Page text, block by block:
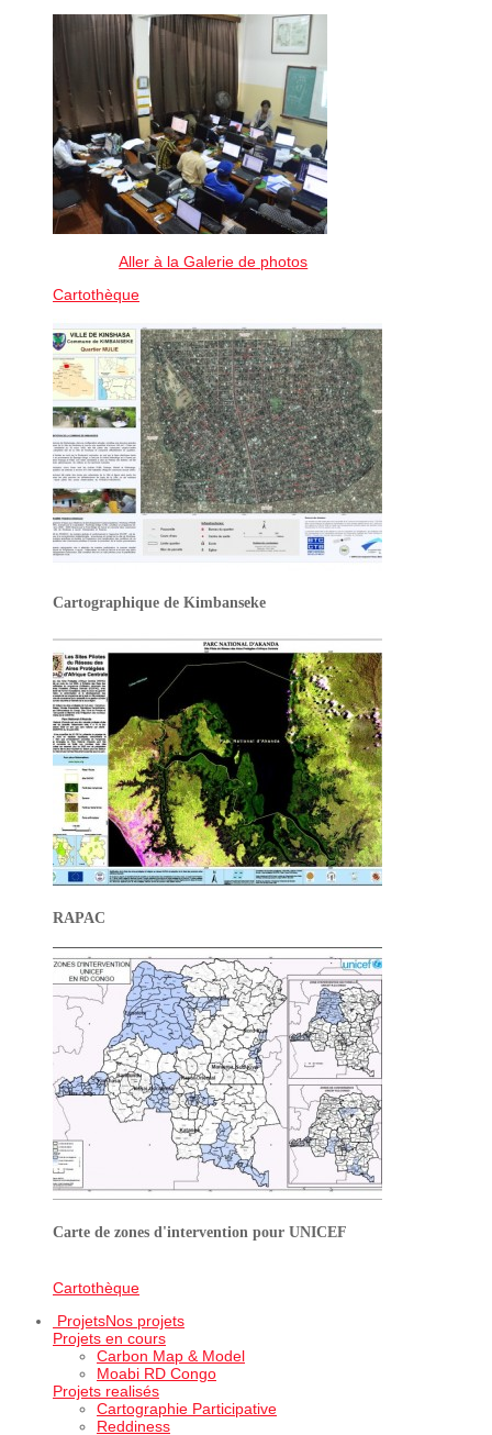
Aller à la Galerie de photos
Cartothèque
Cartographique de Kimbanseke
RAPAC
Carte de zones d'intervention pour UNICEF
Cartothèque
ProjetsNos projets
Projets en cours
Carbon Map & Model
Moabi RD Congo
Projets realisés
Cartographie Participative
Reddiness